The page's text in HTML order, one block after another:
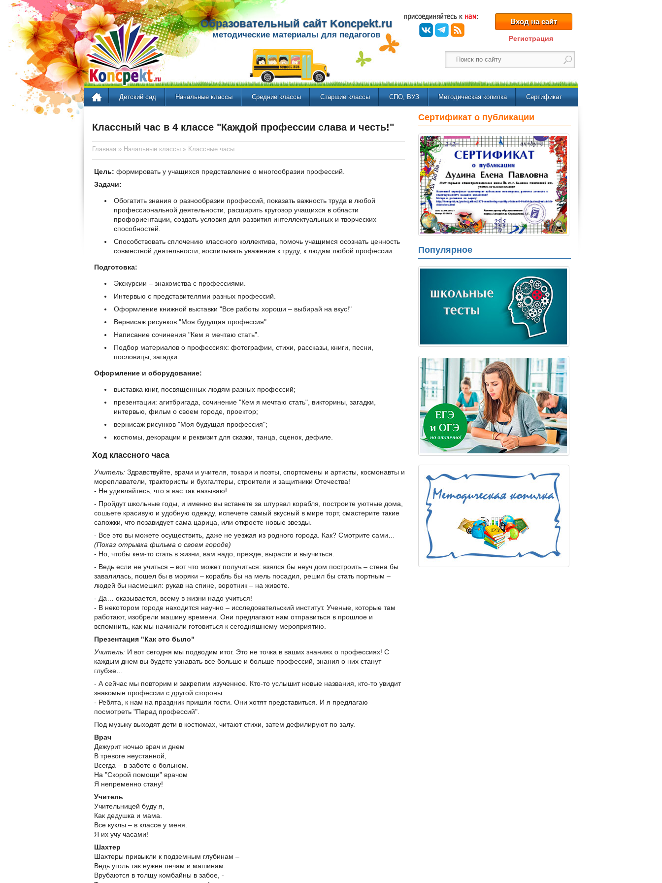
Образовательный сайт Koncpekt.ru
методические материалы для педагогов
Вход на сайт
Регистрация
Детский сад Начальные классы Средние классы Старшие классы СПО, ВУЗ Методическая копилка Сертификат
Классный час в 4 классе "Каждой профессии слава и честь!"
Главная » Начальные классы » Классные часы
Цель: формировать у учащихся представление о многообразии профессий.
Задачи:
Обогатить знания о разнообразии профессий, показать важность труда в любой
профессиональной деятельности, расширить кругозор учащихся в области
профориентации, создать условия для развития интеллектуальных и творческих
способностей.
Способствовать сплочению классного коллектива, помочь учащимся осознать ценность
совместной деятельности, воспитывать уважение к труду, к людям любой профессии.
Подготовка:
Экскурсии – знакомства с профессиями.
Интервью с представителями разных профессий.
Оформление книжной выставки "Все работы хороши – выбирай на вкус!"
Вернисаж рисунков "Моя будущая профессия".
Написание сочинения "Кем я мечтаю стать".
Подбор материалов о профессиях: фотографии, стихи, рассказы, книги, песни,
пословицы, загадки.
Оформление и оборудование:
выставка книг, посвященных людям разных профессий;
презентации: агитбригада, сочинение "Кем я мечтаю стать", викторины, загадки,
интервью, фильм о своем городе, проектор;
вернисаж рисунков "Моя будущая профессия";
костюмы, декорации и реквизит для сказки, танца, сценок, дефиле.
Ход классного часа
Учитель: Здравствуйте, врачи и учителя, токари и поэты, спортсмены и артисты, космонавты и
мореплаватели, трактористы и бухгалтеры, строители и защитники Отечества!
- Не удивляйтесь, что я вас так называю!
- Пройдут школьные годы, и именно вы встанете за штурвал корабля, построите уютные дома,
сошьете красивую и удобную одежду, испечете самый вкусный в мире торт, смастерите такие
сапожки, что позавидует сама царица, или откроете новые звезды.
- Все это вы можете осуществить, даже не уезжая из родного города. Как? Смотрите сами…
(Показ отрывка фильма о своем городе)
- Но, чтобы кем-то стать в жизни, вам надо, прежде, вырасти и выучиться.
- Ведь если не учиться – вот что может получиться: взялся бы неуч дом построить – стена бы
завалилась, пошел бы в моряки – корабль бы на мель посадил, решил бы стать портным –
людей бы насмешил: рукав на спине, воротник – на животе.
- Да… оказывается, всему в жизни надо учиться!
- В некотором городе находится научно – исследовательский институт. Ученые, которые там
работают, изобрели машину времени. Они предлагают нам отправиться в прошлое и
вспомнить, как мы начинали готовиться к сегодняшнему мероприятию.
Презентация "Как это было"
Учитель: И вот сегодня мы подводим итог. Это не точка в ваших знаниях о профессиях! С
каждым днем вы будете узнавать все больше и больше профессий, знания о них станут
глубже…
- А сейчас мы повторим и закрепим изученное. Кто-то услышит новые названия, кто-то увидит
знакомые профессии с другой стороны.
- Ребята, к нам на праздник пришли гости. Они хотят представиться. И я предлагаю
посмотреть "Парад профессий".
Под музыку выходят дети в костюмах, читают стихи, затем дефилируют по залу.
Врач
Дежурит ночью врач и днем
В тревоге неустанной,
Всегда – в заботе о больном.
На "Скорой помощи" врачом
Я непременно стану!
Учитель
Учительницей буду я,
Как дедушка и мама.
Все куклы – в классе у меня.
Я их учу часами!
Шахтер
Шахтеры привыкли к подземным глубинам –
Ведь уголь так нужен печам и машинам.
Врубаются в толщу комбайны в забое, -
Сертификат о публикации
Популярное